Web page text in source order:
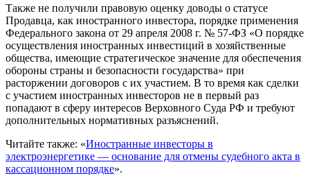
Также не получили правовую оценку доводы о статусе
Продавца, как иностранного инвестора, порядке применения
Федерального закона от 29 апреля 2008 г. № 57-ФЗ «О порядке
осуществления иностранных инвестиций в хозяйственные
общества, имеющие стратегическое значение для обеспечения
обороны страны и безопасности государства» при
расторжении договоров с их участием. В то время как сделки
с участием иностранных инвесторов не в первый раз
попадают в сферу интересов Верховного Суда РФ и требуют
дополнительных нормативных разъяснений.
Читайте также: «Иностранные инвесторы в
электроэнергетике — основание для отмены судебного акта в
кассационном порядке».